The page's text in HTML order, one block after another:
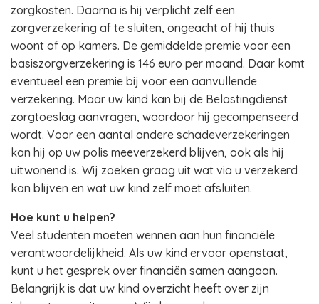
zorgkosten. Daarna is hij verplicht zelf een
zorgverzekering af te sluiten, ongeacht of hij thuis
woont of op kamers. De gemiddelde premie voor een
basiszorgverzekering is 146 euro per maand. Daar komt
eventueel een premie bij voor een aanvullende
verzekering. Maar uw kind kan bij de Belastingdienst
zorgtoeslag aanvragen, waardoor hij gecompenseerd
wordt. Voor een aantal andere schadeverzekeringen
kan hij op uw polis meeverzekerd blijven, ook als hij
uitwonend is. Wij zoeken graag uit wat via u verzekerd
kan blijven en wat uw kind zelf moet afsluiten.
Hoe kunt u helpen?
Veel studenten moeten wennen aan hun financiële
verantwoordelijkheid. Als uw kind ervoor openstaat,
kunt u het gesprek over financiën samen aangaan.
Belangrijk is dat uw kind overzicht heeft over zijn